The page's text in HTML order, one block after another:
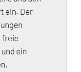
ein. Der
freie
ein